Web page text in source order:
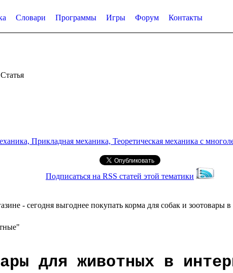
Словари Программы Игры Форум Контакты
Статья
Прикладная механика, Теоретическая механика с
Подписаться на RSS статей этой тематики
- сегодня выгоднее покупать корма для собак и зоотовары в
для животных в